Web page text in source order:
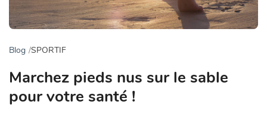
Blog SPORTIF
Marchez pieds nus sur le sable
pour votre santé !